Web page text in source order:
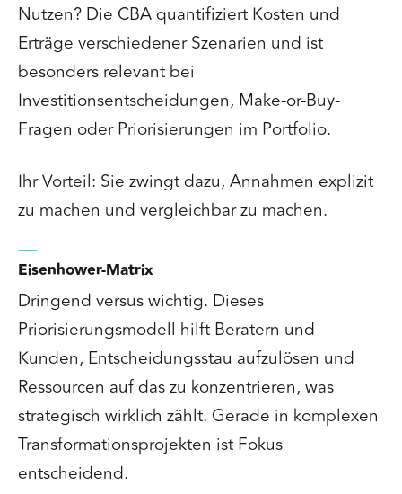
Nutzen? Die CBA quantifiziert Kosten und
Erträge verschiedener Szenarien und ist
besonders relevant bei
Investitionsentscheidungen, Make-or-Buy-
Fragen oder Priorisierungen im Portfolio.
Ihr Vorteil: Sie zwingt dazu, Annahmen explizit
zu machen und vergleichbar zu machen.
Eisenhower-Matrix
Dringend versus wichtig. Dieses
Priorisierungsmodell hilft Beratern und
Kunden, Entscheidungsstau aufzulösen und
Ressourcen auf das zu konzentrieren, was
strategisch wirklich zählt. Gerade in komplexen
Transformationsprojekten ist Fokus
entscheidend.